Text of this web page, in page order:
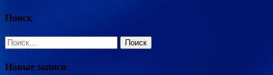
Поиск
Найти:
Новые записи